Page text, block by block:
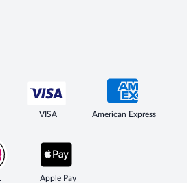
VISA American Express
Apple Pay